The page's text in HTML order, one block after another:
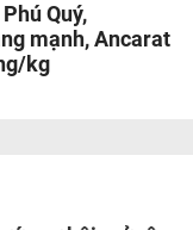
Quý,
mạnh, Ancarat
kg